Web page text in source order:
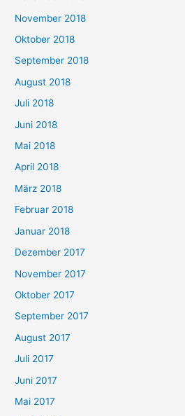
November 2018
Oktober 2018
September 2018
August 2018
Juli 2018
Juni 2018
Mai 2018
April 2018
März 2018
Februar 2018
Januar 2018
Dezember 2017
November 2017
Oktober 2017
September 2017
August 2017
Juli 2017
Juni 2017
Mai 2017